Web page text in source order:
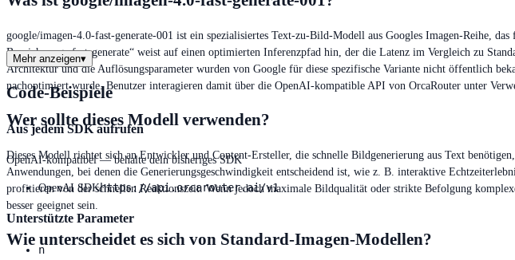
google/imagen-4.0-fast-generate-001 ist ein spezialisiertes Text-zu-Bild-Modell aus Googles Imagen-Reihe,
Bezeichnung „fast-generate“ weist auf einen optimierten Inferenzpfad hin, der die Latenz im Vergleich zu
Architektur und die Auflösungsparameter wurden von Google für diese spezifische Variante nicht öffentlich
nachoptimiert wurde. Benutzer interagieren damit über die OpenAI-kompatible API von OrcaRouter unter
Wer sollte dieses Modell verwenden?
Dieses Modell richtet sich an Entwickler und Content-Ersteller, die schnelle Bildgenerierung aus Text
Anwendungen, bei denen die Generierungsgeschwindigkeit entscheidend ist, wie z. B. interaktive
profitieren von der schnellen Reaktionszeit. Wenn jedoch maximale Bildqualität oder strikte Befolgung
besser geeignet sein.
Wie unterscheidet es sich von Standard-Imagen-Modellen?
Mehr anzeigen▾
Code-Beispiele
Aus jedem SDK aufrufen
OpenAI-kompatibel — behalte dein bisheriges SDK
OpenAI SDKhttps://api.orcarouter.ai/v1
Unterstützte Parameter
n